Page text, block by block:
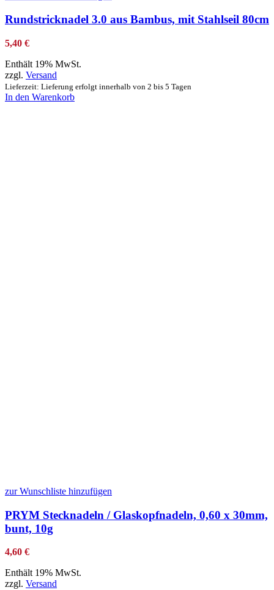
Rundstricknadel 3.0 aus Bambus, mit Stahlseil 80cm
5,40 €
Enthält 19% MwSt.
zzgl. Versand
Lieferzeit: Lieferung erfolgt innerhalb von 2 bis 5 Tagen
In den Warenkorb
zur Wunschliste hinzufügen
PRYM Stecknadeln / Glaskopfnadeln, 0,60 x 30mm,
bunt, 10g
4,60 €
Enthält 19% MwSt.
zzgl. Versand